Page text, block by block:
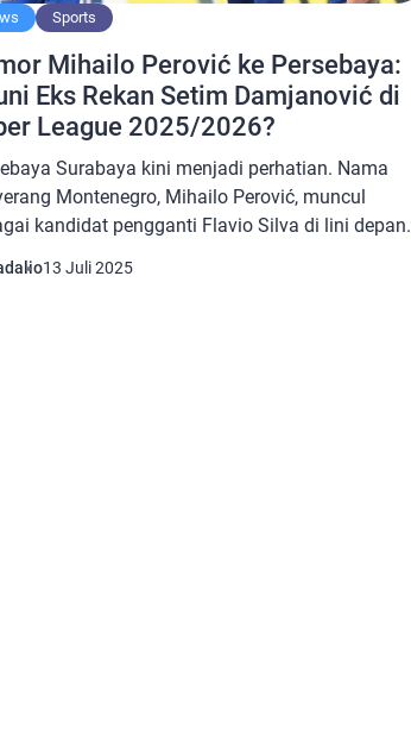
Sports
Mihailo Perović ke Persebaya:
Eks Rekan Setim Damjanović di
League 2025/2026?
Surabaya kini menjadi perhatian. Nama
Montenegro, Mihailo Perović, muncul
kandidat pengganti Flavio Silva di lini depan.
Perović pernah meraih gelar juara
mantan bek Persebaya Surabaya, Slavko
13 Juli 2025